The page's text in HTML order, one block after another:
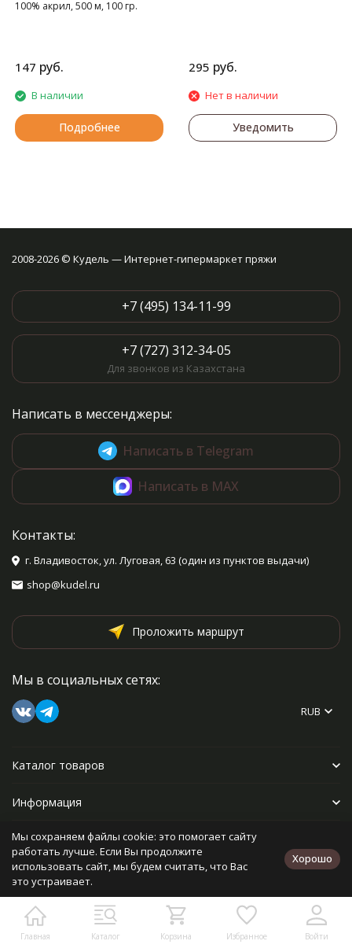
100% акрил, 500 м, 100 гр.
147 руб.
В наличии
Подробнее
295 руб.
Нет в наличии
Уведомить
Главная Каталог Корзина Избранное Войти
2008-2026 © Кудель — Интернет-гипермаркет пряжи
+7 (495) 134-11-99
+7 (727) 312-34-05
Для звонков из Казахстана
Написать в мессенджеры:
Написать в Telegram
Написать в MAX
Контакты:
г. Владивосток, ул. Луговая, 63 (один из пунктов выдачи)
shop@kudel.ru
Проложить маршрут
Мы в социальных сетях:
RUB
Каталог товаров
Информация
Прочее
Политика персональных данных
Разработано в
bodysite.ru
Мы сохраняем файлы cookie: это помогает сайту
работать лучше. Если Вы продолжите
использовать сайт, мы будем считать, что Вас
это устраивает.
Хорошо